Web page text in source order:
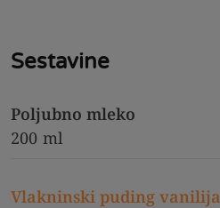
Sestavine
Poljubno mleko
200 ml
Vlakninski puding vanilija